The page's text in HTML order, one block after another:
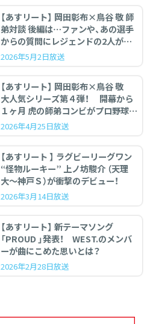
【あすリート】 岡田彰布×鳥谷 敬 師
弟対談 後編は…ファンや、あの選手
からの質問にレジェンドの2人が答
えます。
2026年5月2日放送
【あすリート】 岡田彰布×鳥谷 敬
大人気シリーズ第４弾！ 開幕から
１ヶ月 虎の師弟コンビがプロ野球を
ぶった斬る！
2026年4月25日放送
【あすリート 】 ラグビーリーグワン
“怪物ルーキー” 上ノ坊駿介 （天理
大〜神戸Ｓ）が衝撃のデビュー！
2026年3月14日放送
【あすリート】 新テーマソング
「PROUD 」発表！ WEST.のメンバ
ーが曲にこめた思いとは？
2026年2月28日放送